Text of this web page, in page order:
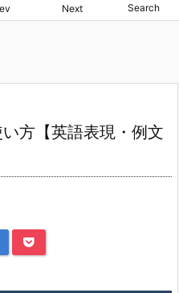
Next Search
方【英語表現・例文